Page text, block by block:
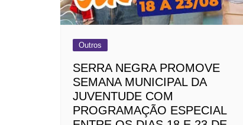
Outros
SERRA NEGRA PROMOVE
SEMANA MUNICIPAL DA
JUVENTUDE COM
PROGRAMAÇÃO ESPECIAL